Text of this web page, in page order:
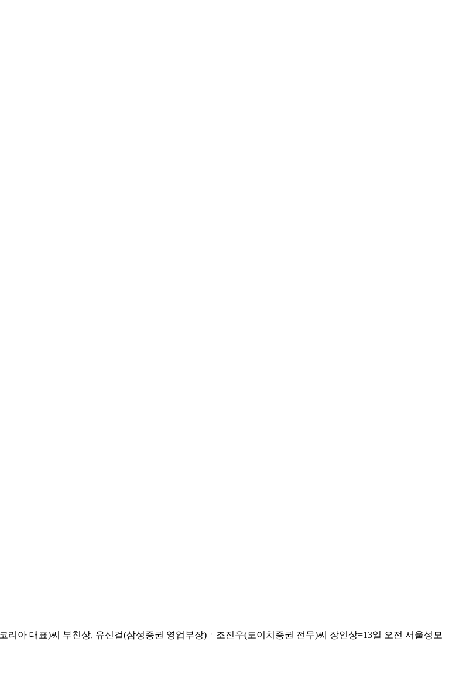
아 대표)씨 부친상, 유신걸(삼성증권 영업부장)ㆍ조진우(도이치증권 전무)씨 장인상=13일 오전 서울성모